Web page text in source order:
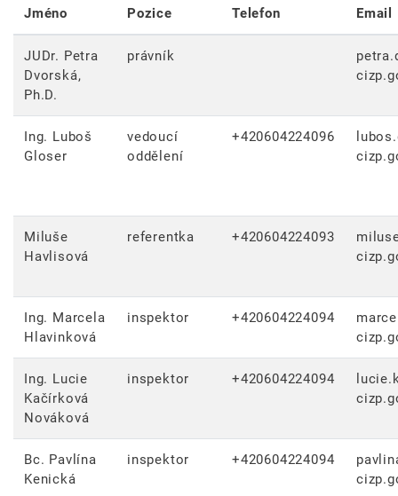
Jméno Pozice Telefon Email
JUDr. Petra
Dvorská,
Ph.D.
právník
Ing. Luboš
Gloser
vedoucí
oddělení
+420604224096
Miluše
Havlisová
referentka +420604224093
Ing. Marcela
Hlavinková
inspektor +420604224094
Ing. Lucie
Kačírková
Nováková
inspektor +420604224094
Bc. Pavlína
Kenická
inspektor +420604224094